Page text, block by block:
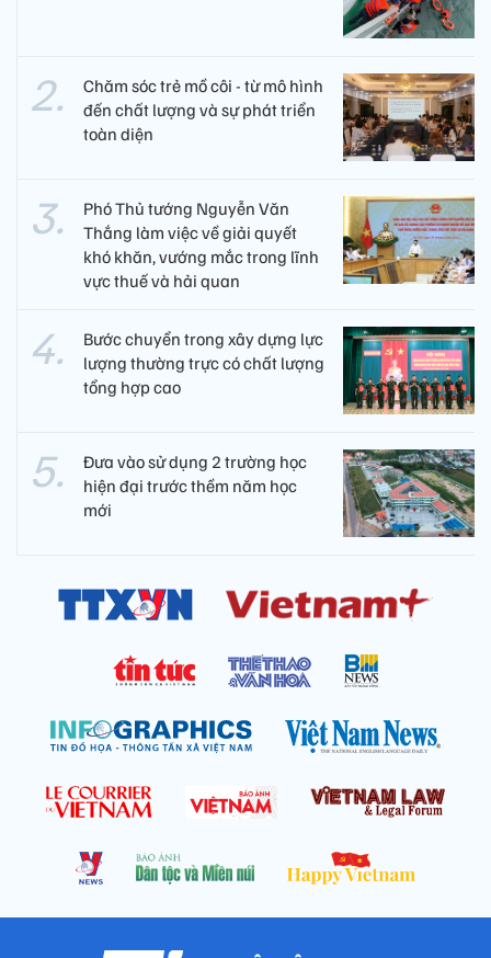
Chăm sóc trẻ mồ côi - từ mô hình
đến chất lượng và sự phát triển
toàn diện
Phó Thủ tướng Nguyễn Văn
Thắng làm việc về giải quyết
khó khăn, vướng mắc trong lĩnh
vực thuế và hải quan
Bước chuyển trong xây dựng lực
lượng thường trực có chất lượng
tổng hợp cao
Đưa vào sử dụng 2 trường học
hiện đại trước thềm năm học
mới